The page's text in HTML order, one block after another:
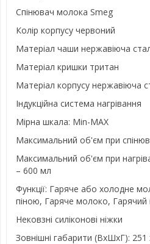
Спінювач молока Smeg
Колір корпусу червоний
Матеріал чаши нержавіюча
Матеріал кришки тритан
Матеріал корпусу нержавіюча
Індукційна система нагрівання
Мірна шкала: Min-MAX
Максимальний об'єм при
Максимальний об'єм при
– 600 мл
Функції: Гаряче або холодне
піною, Гаряче молоко,
Нековзні силіконові ніжки
Зовнішні габарити (ВхШхГ):